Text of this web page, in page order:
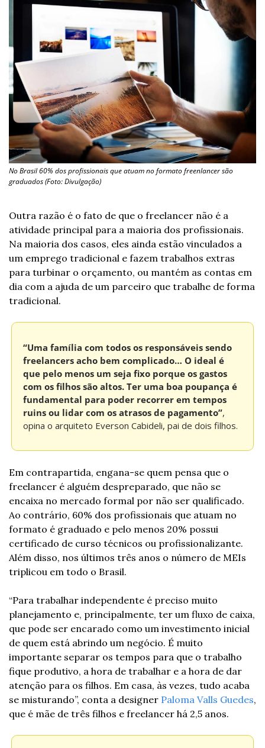
No Brasil 60% dos profissionais que atuam no formato freenlancer são
graduados (Foto: Divulgação)
Outra razão é o fato de que o freelancer não é a
atividade principal para a maioria dos profissionais.
Na maioria dos casos, eles ainda estão vinculados a
um emprego tradicional e fazem trabalhos extras
para turbinar o orçamento, ou mantém as contas em
dia com a ajuda de um parceiro que trabalhe de forma
tradicional.
“Uma família com todos os responsáveis sendo
freelancers acho bem complicado… O ideal é
que pelo menos um seja fixo porque os gastos
com os filhos são altos. Ter uma boa poupança é
fundamental para poder recorrer em tempos
ruins ou lidar com os atrasos de pagamento”,
opina o arquiteto Everson Cabideli, pai de dois filhos.
Em contrapartida, engana-se quem pensa que o
freelancer é alguém despreparado, que não se
encaixa no mercado formal por não ser qualificado.
Ao contrário, 60% dos profissionais que atuam no
formato é graduado e pelo menos 20% possui
certificado de curso técnicos ou profissionalizante.
Além disso, nos últimos três anos o número de MEIs
triplicou em todo o Brasil.
“Para trabalhar independente é preciso muito
planejamento e, principalmente, ter um fluxo de caixa,
que pode ser encarado como um investimento inicial
de quem está abrindo um negócio. É muito
importante separar os tempos para que o trabalho
fique produtivo, a hora de trabalhar e a hora de dar
atenção para os filhos. Em casa, às vezes, tudo acaba
se misturando”, conta a designer Paloma Valls Guedes,
que é mãe de três filhos e freelancer há 2,5 anos.